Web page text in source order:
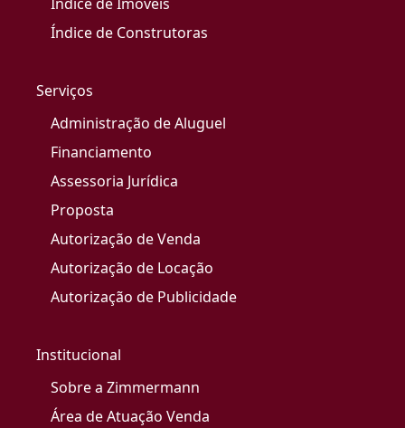
Índice de Construtoras
Serviços
Administração de Aluguel
Financiamento
Assessoria Jurídica
Proposta
Autorização de Venda
Autorização de Locação
Autorização de Publicidade
Institucional
Sobre a Zimmermann
Área de Atuação Venda